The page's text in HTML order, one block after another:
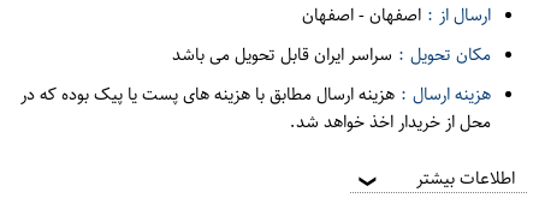
ارسال از : اصفهان-اصفهان
مکان تحویل : سراسر ایران قابل تحویل می باشد
هزینه ارسال : هزینه ارسال مطابق با هزینه های پست یا پیک بوده که در
محل از خریدار اخذ خواهد شد.
اطلاعات بیشتر ❯